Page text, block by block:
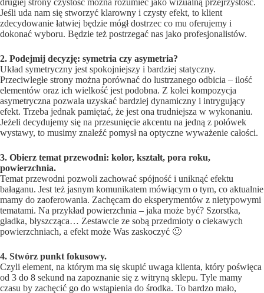
drugiej strony czystość można rozumieć jako wizualną przejrzystość.
Jeśli uda nam się stworzyć klarowny i czysty efekt, to klient
zdecydowanie łatwiej będzie mógł dostrzec co mu oferujemy i
dokonać wyboru. Będzie też postrzegać nas jako profesjonalistów.
2. Podejmij decyzję: symetria czy asymetria?
Układ symetryczny jest spokojniejszy i bardziej statyczny.
Przeciwległe strony można porównać do lustrzanego odbicia – ilość
elementów oraz ich wielkość jest podobna. Z kolei kompozycja
asymetryczna pozwala uzyskać bardziej dynamiczny i intrygujący
efekt. Trzeba jednak pamiętać, że jest ona trudniejsza w wykonaniu.
Jeżeli decydujemy się na przesunięcie akcentu na jedną z połówek
wystawy, to musimy znaleźć pomysł na optyczne wyważenie całości.
3. Obierz temat przewodni: kolor, kształt, pora roku,
powierzchnia.
Temat przewodni pozwoli zachować spójność i uniknąć efektu
bałaganu. Jest też jasnym komunikatem mówiącym o tym, co aktualnie
mamy do zaoferowania. Zachęcam do eksperymentów z nietypowymi
tematami. Na przykład powierzchnia – jaka może być? Szorstka,
gładka, błyszcząca… Zestawcie ze sobą przedmioty o ciekawych
powierzchniach, a efekt może Was zaskoczyć 🙂
4. Stwórz punkt fokusowy.
Czyli element, na którym ma się skupić uwaga klienta, który poświęca
od 3 do 8 sekund na zapoznanie się z witryną sklepu. Tyle mamy
czasu by zachęcić go do wstąpienia do środka. To bardzo mało,